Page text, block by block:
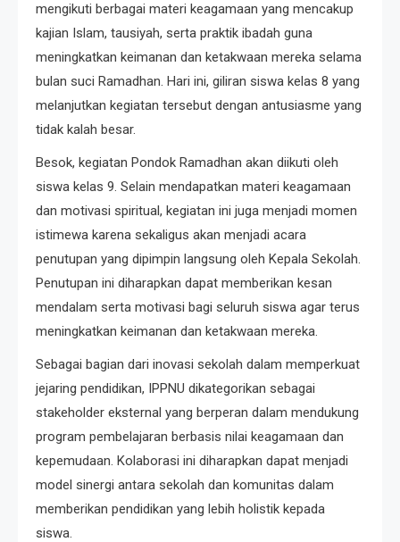
mengikuti berbagai materi keagamaan yang mencakup
kajian Islam, tausiyah, serta praktik ibadah guna
meningkatkan keimanan dan ketakwaan mereka selama
bulan suci Ramadhan. Hari ini, giliran siswa kelas 8 yang
melanjutkan kegiatan tersebut dengan antusiasme yang
tidak kalah besar.
Besok, kegiatan Pondok Ramadhan akan diikuti oleh
siswa kelas 9. Selain mendapatkan materi keagamaan
dan motivasi spiritual, kegiatan ini juga menjadi momen
istimewa karena sekaligus akan menjadi acara
penutupan yang dipimpin langsung oleh Kepala Sekolah.
Penutupan ini diharapkan dapat memberikan kesan
mendalam serta motivasi bagi seluruh siswa agar terus
meningkatkan keimanan dan ketakwaan mereka.
Sebagai bagian dari inovasi sekolah dalam memperkuat
jejaring pendidikan, IPPNU dikategorikan sebagai
stakeholder eksternal yang berperan dalam mendukung
program pembelajaran berbasis nilai keagamaan dan
kepemudaan. Kolaborasi ini diharapkan dapat menjadi
model sinergi antara sekolah dan komunitas dalam
memberikan pendidikan yang lebih holistik kepada
siswa.